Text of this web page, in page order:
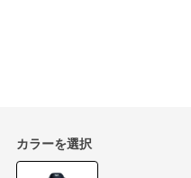
カラーを選択